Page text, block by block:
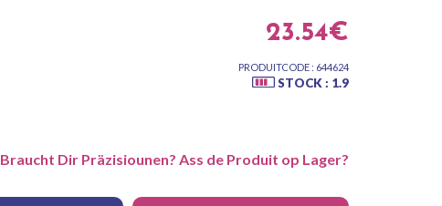
23.54€
PRODUITCODE : 644624
STOCK : 1.9
Braucht Dir Präzisiounen? Ass de Produit op Lager?